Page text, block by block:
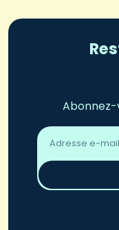
Adresse
email